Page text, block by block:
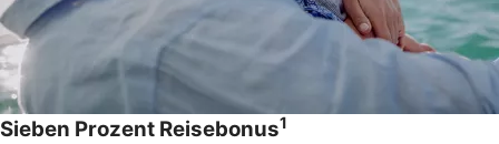
Sieben Prozent Reisebonus1